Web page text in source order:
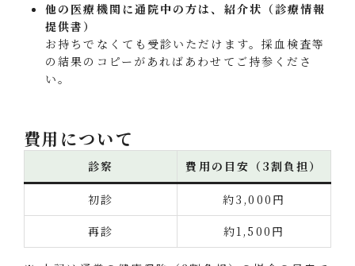
他の医療機関に通院中の方は、紹介状（診療情報
提供書）
お持ちでなくても受診いただけます。採血検査等
の結果のコピーがあればあわせてご持参くださ
い。
費用について
診察 費用の目安（3割負担）
初診
約3,000円
再診
約1,500円